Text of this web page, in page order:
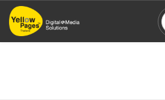
ข้าม
ไป